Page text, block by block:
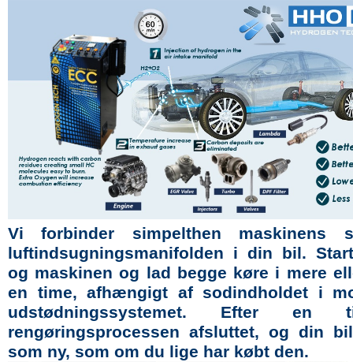
Vi forbinder simpelthen maskinens
luftindsugningsmanifolden i din bil.
og maskinen og lad begge køre i mere
en time, afhængigt af sodindholdet i
udstødningssystemet. Efter en
rengøringsprocessen afsluttet, og din
som ny, som om du lige har købt den.